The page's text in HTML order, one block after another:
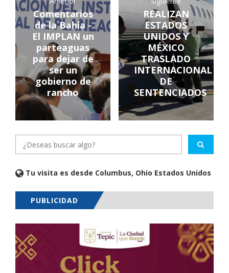
Comentarios
de la Bahía -
El IMPLAN un
parteaguas
para dejar de
ser un
gobierno de
rancho
REALIZAN
ESTADOS
UNIDOS Y
MÉXICO
TRASLADO
INTERNACIONAL
DE
SENTENCIADOS
Tu visita es desde Columbus, Ohio Estados Unidos
PUBLICIDAD